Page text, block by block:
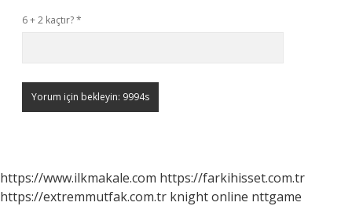
6 + 2 kaçtır?*
https://www.ilkmakale.com https://farkihisset.com.tr
https://extremmutfak.com.tr knight online nttgame